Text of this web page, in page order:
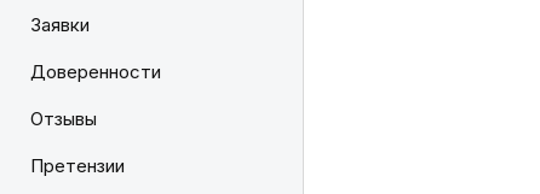
Заявки
Доверенности
Отзывы
Претензии